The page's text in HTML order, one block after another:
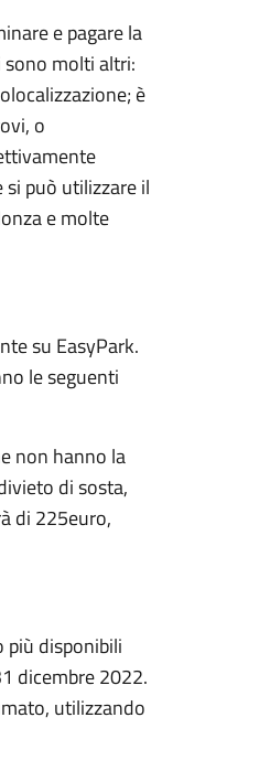
e pagare la
molti altri:
è
o
può utilizzare il
e molte
su EasyPark.
le seguenti
non hanno la
di sosta,
di 225euro,
più disponibili
dicembre 2022.
utilizzando